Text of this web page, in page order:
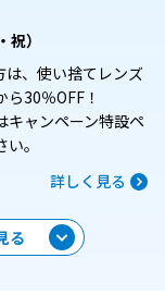
）
は、使い捨てレンズ
30％OFF！
ャンペーン特設ペ
。
詳しく見る
る